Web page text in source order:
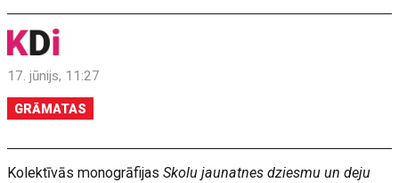
17. jūnijs, 11:27
GRĀMATAS
Kolektīvās monogrāfijasSkolu jaunatnes dziesmu un deju